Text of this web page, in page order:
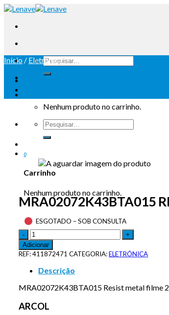
Nenhum produto no carrinho.
0
Carrinho
Nenhum produto no carrinho.
Início / Eletrónica
MRA02072K43BTA015
ESGOTADO – SOB CONSULTA
Adicionar
REF:411872471 CATEGORIA:ELETRÓNICA
Descrição
MRA02072K43BTA015 Resist metal filme
ARCOL